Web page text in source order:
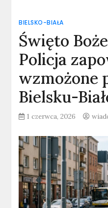
BIELSKO-BIAŁA
Święto
Policja
wzmożone
Bielsku-
1 czerwca, 2026